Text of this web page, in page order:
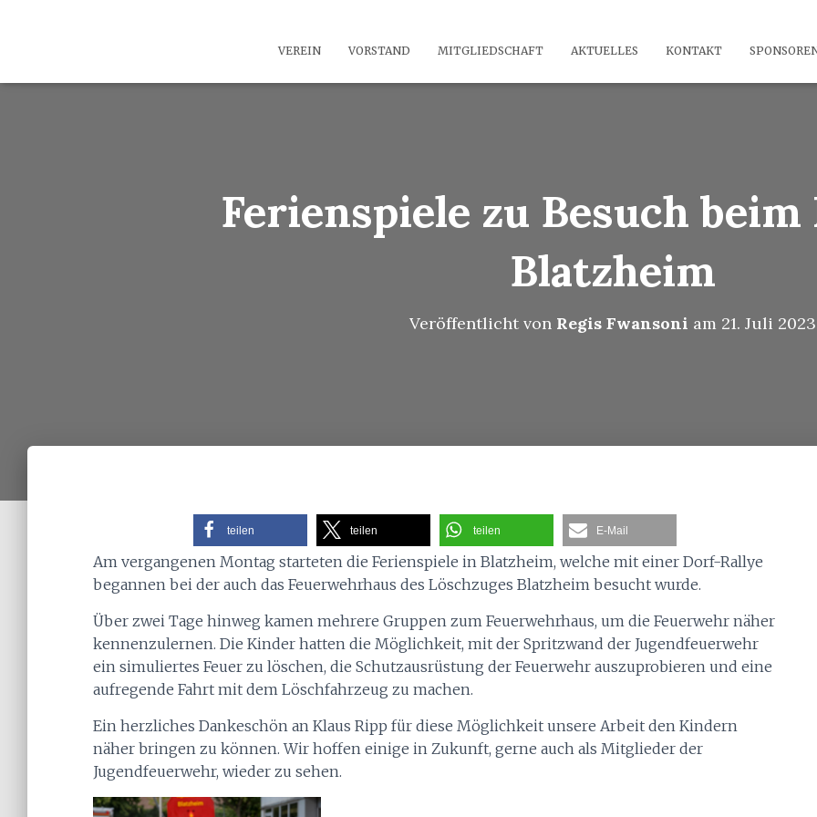
VEREIN VORSTAND MITGLIEDSCHAFT AKTUELLES KONTAKT
Ferienspiele zu Besuch beim
Blatzheim
Veröffentlicht von Regis Fwansoni am 21. Juli 2023
teilen teilen teilen E-Mail
Am vergangenen Montag starteten die Ferienspiele in Blatzheim, welche mit einer Dorf-Rallye
begannen bei der auch das Feuerwehrhaus des Löschzuges Blatzheim besucht wurde.
Über zwei Tage hinweg kamen mehrere Gruppen zum Feuerwehrhaus, um die Feuerwehr näher
kennenzulernen. Die Kinder hatten die Möglichkeit, mit der Spritzwand der Jugendfeuerwehr
ein simuliertes Feuer zu löschen, die Schutzausrüstung der Feuerwehr auszuprobieren und eine
aufregende Fahrt mit dem Löschfahrzeug zu machen.
Ein herzliches Dankeschön an Klaus Ripp für diese Möglichkeit unsere Arbeit den Kindern
näher bringen zu können. Wir hoffen einige in Zukunft, gerne auch als Mitglieder der
Jugendfeuerwehr, wieder zu sehen.